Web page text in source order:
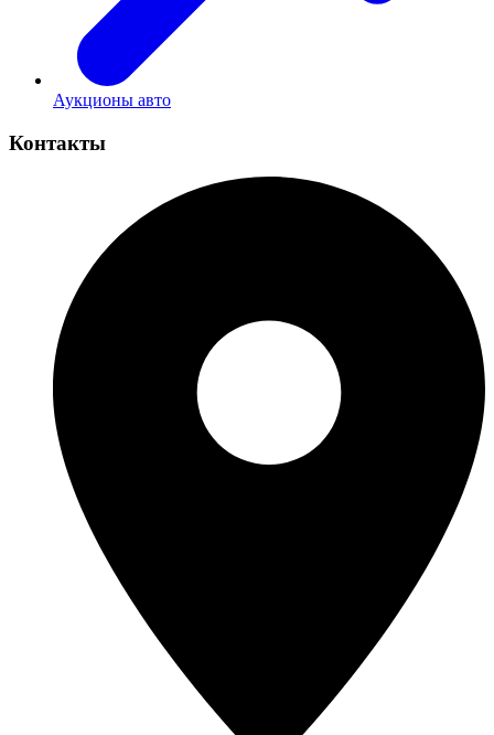
Аукционы авто
Контакты